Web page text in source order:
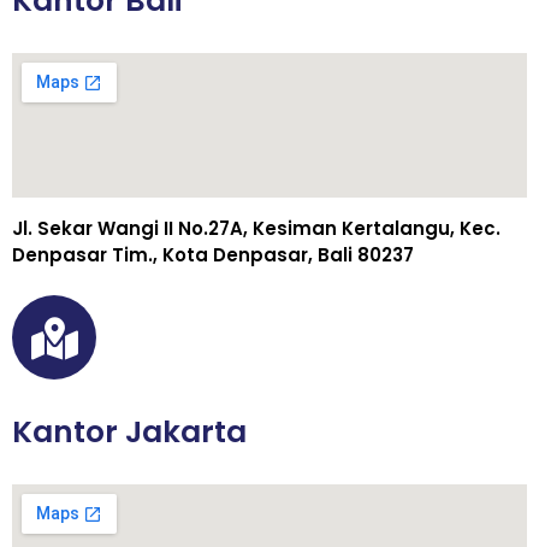
Jl. Sekar Wangi II No.27A, Kesiman Kertalangu, Kec.
Denpasar Tim., Kota Denpasar, Bali 80237
Kantor Jakarta